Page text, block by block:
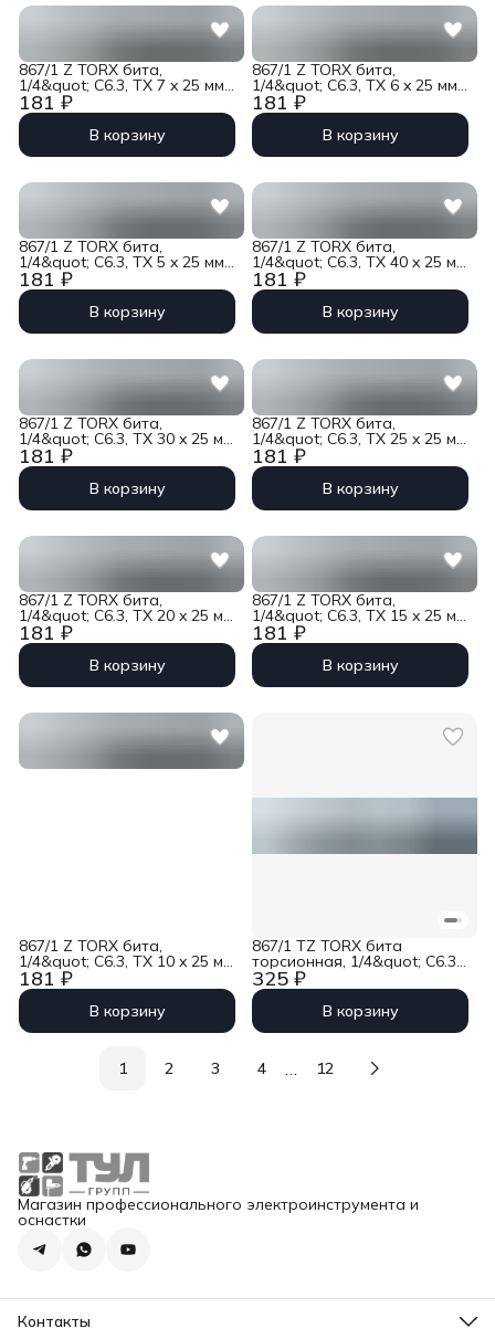
181 ₽
867/1 Z TORX бита,
1/4&quot; C6.3, TX 7 x 25 мм
Wera WE-066494
В корзину
181 ₽
867/1 Z TORX бита,
1/4&quot; C6.3, TX 6 x 25 мм
Wera WE-066493
В корзину
181 ₽
867/1 Z TORX бита,
1/4&quot; C6.3, TX 5 x 25 мм
Wera WE-066492
В корзину
181 ₽
867/1 Z TORX бита,
1/4&quot; C6.3, TX 40 x 25 мм
Wera WE-066491
В корзину
181 ₽
867/1 Z TORX бита,
1/4&quot; C6.3, TX 30 x 25 мм
Wera WE-066490
В корзину
181 ₽
867/1 Z TORX бита,
1/4&quot; C6.3, TX 25 x 25 мм
Wera WE-066488
В корзину
181 ₽
867/1 Z TORX бита,
1/4&quot; C6.3, TX 20 x 25 мм
Wera WE-066487
В корзину
181 ₽
867/1 Z TORX бита,
1/4&quot; C6.3, TX 15 x 25 мм
Wera WE-066486
В корзину
181 ₽
867/1 Z TORX бита,
1/4&quot; C6.3, TX 10 x 25 мм
Wera WE-066485
В корзину
325 ₽
867/1 TZ TORX бита
торсионная, 1/4&quot; C6.3,
TX 40 x 25 мм Wera WE-
066320
В корзину
1 2 3 4 … 12
Магазин профессионального электроинструмента и
оснастки
Контакты